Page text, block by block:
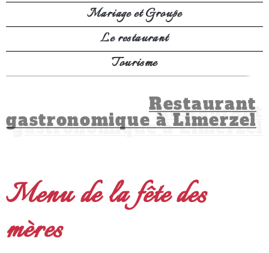
Mariage et Groupe
Le restaurant
Tourisme
Restaurant
gastronomique à Limerzel
Menu de la fête des
mères